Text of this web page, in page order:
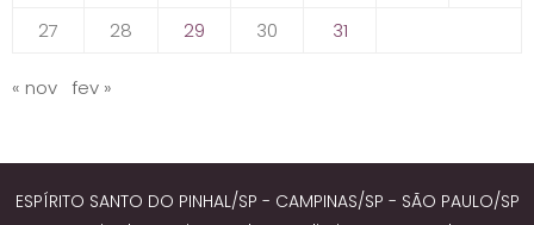
27
28 29 30 31
« nov fev »
ESPÍRITO SANTO DO PINHAL/SP - CAMPINAS/SP - SÃO PAULO/SP